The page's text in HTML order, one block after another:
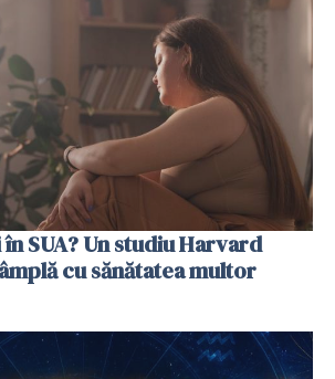
SUA? Un studiu Harvard
cu sănătatea multor